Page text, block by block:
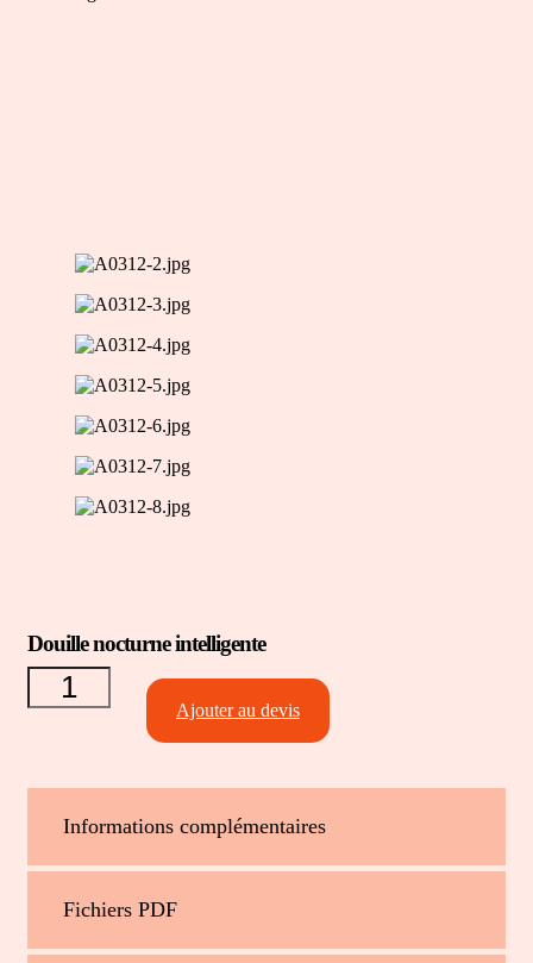
Douille nocturne intelligente
quantité de
Douille
nocturne
Ajouter au devis
Informations complémentaires
Fichiers PDF